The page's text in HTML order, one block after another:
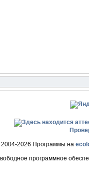
2026 Программы на
программное